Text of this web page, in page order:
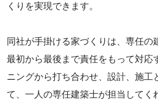
くりを実現できます。
同社が手掛ける家づくりは、専任の
最初から最後まで責任をもって対応
ニングから打ち合わせ、設計、施工
て、一人の専任建築士が担当してく